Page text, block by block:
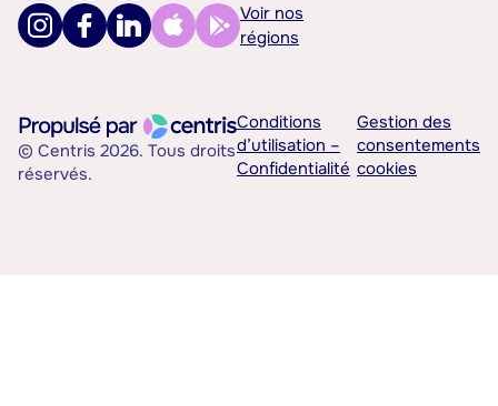
Voir nos
régions
© Centris 2026. Tous droits
réservés.
Conditions
d’utilisation –
Confidentialité
Gestion des
consentements
cookies